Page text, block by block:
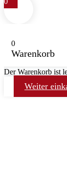
0
Warenkorb
Der Warenkorb ist
Weiter